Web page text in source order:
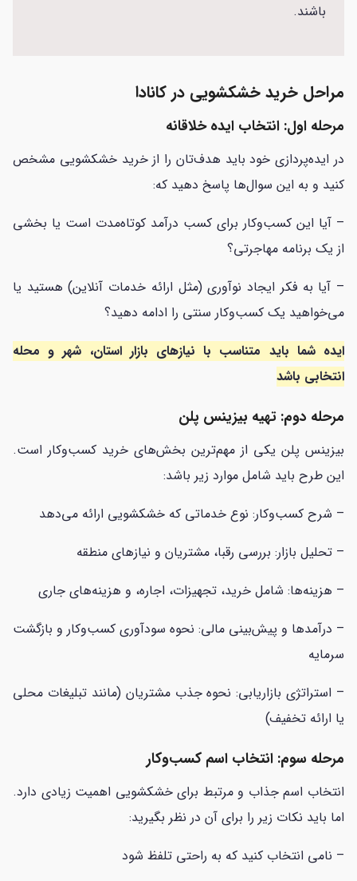
باشند.
مراحل خرید خشکشویی در کانادا
مرحله اول: انتخاب ایده خلاقانه
در ایده‌پردازی خود باید هدف‌تان را از خرید خشکشویی مشخص
کنید و به این سوال‌ها پاسخ دهید که:
– آیا این کسب‌وکار برای کسب درآمد کوتاه‌مدت است یا بخشی
از یک برنامه مهاجرتی؟
– آیا به فکر ایجاد نوآوری (مثل ارائه خدمات آنلاین) هستید یا
می‌خواهید یک کسب‌وکار سنتی را ادامه دهید؟
ایده شما باید متناسب با نیازهای بازار استان، شهر و محله
انتخابی باشد
مرحله دوم: تهیه بیزینس پلن
بیزینس پلن یکی از مهم‌ترین بخش‌های خرید کسب‌وکار است.
این طرح باید شامل موارد زیر باشد:
– شرح کسب‌وکار: نوع خدماتی که خشکشویی ارائه می‌دهد
– تحلیل بازار: بررسی رقبا، مشتریان و نیازهای منطقه
– هزینه‌ها: شامل خرید، تجهیزات، اجاره، و هزینه‌های جاری
– درآمدها و پیش‌بینی مالی: نحوه سودآوری کسب‌وکار و بازگشت
سرمایه
– استراتژی بازاریابی: نحوه جذب مشتریان (مانند تبلیغات محلی
یا ارائه تخفیف)
مرحله سوم: انتخاب اسم کسب‌وکار
انتخاب اسم جذاب و مرتبط برای خشکشویی اهمیت زیادی دارد.
اما باید نکات زیر را برای آن در نظر بگیرید:
– نامی انتخاب کنید که به راحتی تلفظ شود